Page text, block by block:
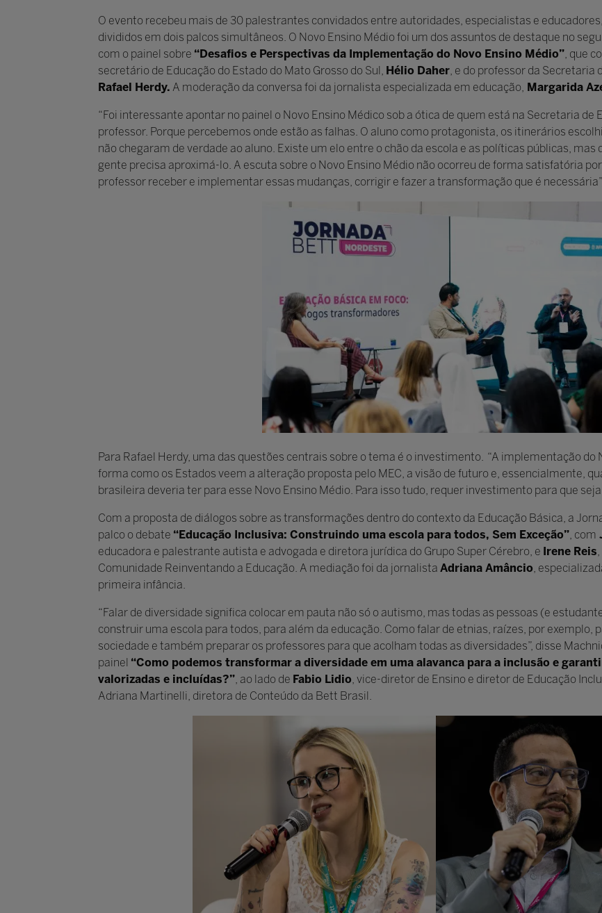
O evento recebeu mais de 30 palestrantes convidados entre autoridades, especialistas e
divididos em dois palcos simultâneos. O Novo Ensino Médio foi um dos assuntos de destaque no
com o painel sobre “Desafios e Perspectivas da Implementação do Novo Ensino Médio”, que
secretário de Educação do Estado do Mato Grosso do Sul, Hélio Daher, e do professor da Secretaria
Rafael Herdy. A moderação da conversa foi da jornalista especializada em educação, Margarida
“Foi interessante apontar no painel o Novo Ensino Médico sob a ótica de quem está na Secretaria de
professor. Porque percebemos onde estão as falhas. O aluno como protagonista, os itinerários
não chegaram de verdade ao aluno. Existe um elo entre o chão da escola e as políticas públicas,
gente precisa aproximá-lo. A escuta sobre o Novo Ensino Médio não ocorreu de forma satisfatória
professor receber e implementar essas mudanças, corrigir e fazer a transformação que é
Para Rafael Herdy, uma das questões centrais sobre o tema é o investimento. “A implementação do
forma como os Estados veem a alteração proposta pelo MEC, a visão de futuro e, essencialmente,
brasileira deveria ter para esse Novo Ensino Médio. Para isso tudo, requer investimento para que
Com a proposta de diálogos sobre as transformações dentro do contexto da Educação Básica, a
palco o debate “Educação Inclusiva: Construindo uma escola para todos, Sem Exceção”, com
educadora e palestrante autista e advogada e diretora jurídica do Grupo Super Cérebro, e Irene Reis
Comunidade Reinventando a Educação. A mediação foi da jornalista Adriana Amâncio,
primeira infância.
“Falar de diversidade significa colocar em pauta não só o autismo, mas todas as pessoas (e
construir uma escola para todos, para além da educação. Como falar de etnias, raízes, por exemplo,
sociedade e também preparar os professores para que acolham todas as diversidades”, disse
painel “Como podemos transformar a diversidade em uma alavanca para a inclusão e
valorizadas e incluídas?”, ao lado de Fabio Lidio, vice-diretor de Ensino e diretor de Educação
Adriana Martinelli, diretora de Conteúdo da Bett Brasil.